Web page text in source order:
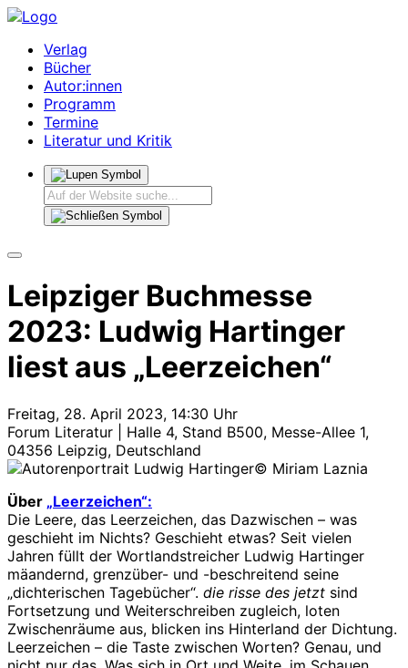
Verlag
Bücher
Autor:innen
Programm
Termine
Literatur und Kritik
Leipziger Buchmesse
2023: Ludwig Hartinger
liest aus „Leerzeichen“
Freitag, 28. April 2023, 14:30 Uhr
Forum Literatur | Halle 4, Stand B500, Messe-Allee 1,
04356 Leipzig, Deutschland
© Miriam Laznia
Über „Leerzeichen“:
Die Leere, das Leerzeichen, das Dazwischen – was
geschieht im Nichts? Geschieht etwas? Seit vielen
Jahren füllt der Wortlandstreicher Ludwig Hartinger
mäandernd, grenzüber- und -beschreitend seine
„dichterischen Tagebücher“. die risse des jetzt sind
Fortsetzung und Weiterschreiben zugleich, loten
Zwischenräume aus, blicken ins Hinterland der Dichtung.
Leerzeichen – die Taste zwischen Worten? Genau, und